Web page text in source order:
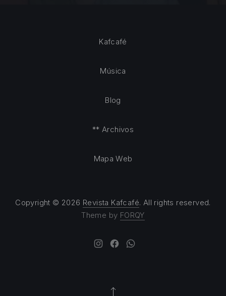
Copyright © 2026 Revista Kafcafé. All rights reserved.
Theme by FORQY
Kafcafé
Música
Blog
** Archivos
Mapa Web
New Window
New Window
New Window